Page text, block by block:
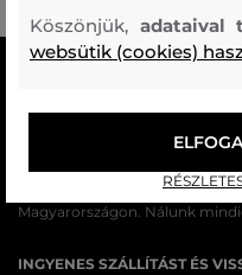
AZ EREDETISÉG GARANCIÁJA
Cégünk több évtizedes
Magyarországon. Nálunk
INGYENES SZÁLLÍTÁST ÉS
Köszönjük, adataival
websütik (cookies)